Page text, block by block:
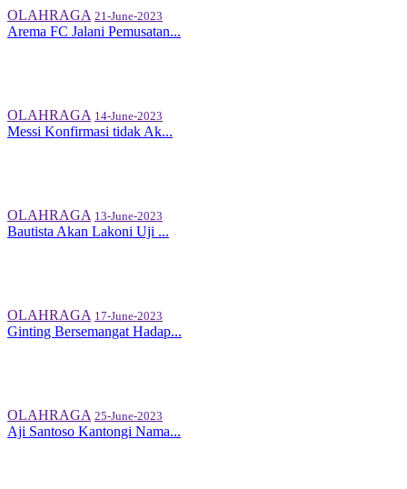
OLAHRAGA 21-June-2023
Arema FC Jalani Pemusatan...
OLAHRAGA 14-June-2023
Messi Konfirmasi tidak Ak...
OLAHRAGA 13-June-2023
Bautista Akan Lakoni Uji ...
OLAHRAGA 17-June-2023
Ginting Bersemangat Hadap...
OLAHRAGA 25-June-2023
Aji Santoso Kantongi Nama...